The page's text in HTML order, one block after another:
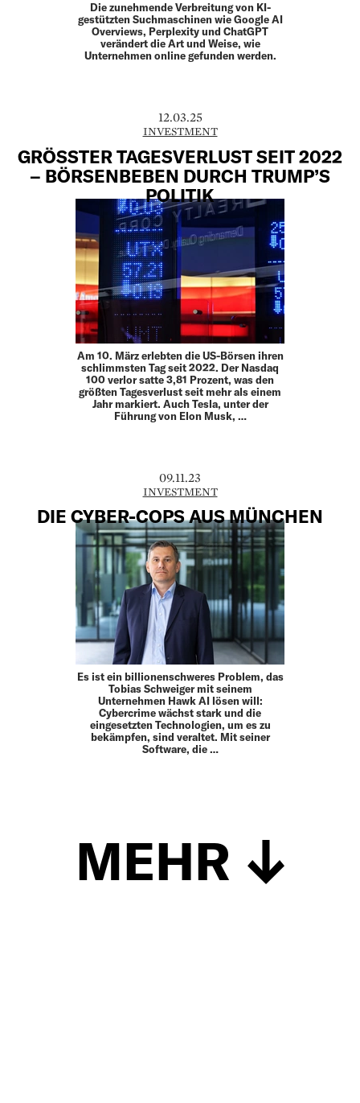
Die zunehmende Verbreitung von KI-
gestützten Suchmaschinen wie Google AI
Overviews, Perplexity und ChatGPT
verändert die Art und Weise, wie
Unternehmen online gefunden werden.
12.03.25
INVESTMENT
GRÖSSTER TAGESVERLUST SEIT 2022 –
BÖRSENBEBEN DURCH TRUMP’S P
OLITIK
Am 10. März erlebten die US-Börsen ihren
schlimmsten Tag seit 2022. Der Nasdaq
100 verlor satte 3,81 Prozent, was den
größten Tagesverlust seit mehr als einem
Jahr markiert. Auch Tesla, unter der
Führung von Elon Musk, …
09.11.23
INVESTMENT
DIE CYBER-COPS AUS MÜNCHEN
Es ist ein billionenschweres Problem, das
Tobias Schweiger mit seinem
Unternehmen Hawk AI lösen will:
Cybercrime wächst stark und die
eingesetzten Technologien, um es zu
bekämpfen, sind veraltet. Mit seiner
Software, die …
MEHR